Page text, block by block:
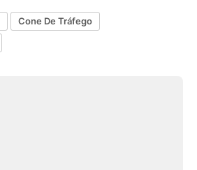
Cone De Tráfego